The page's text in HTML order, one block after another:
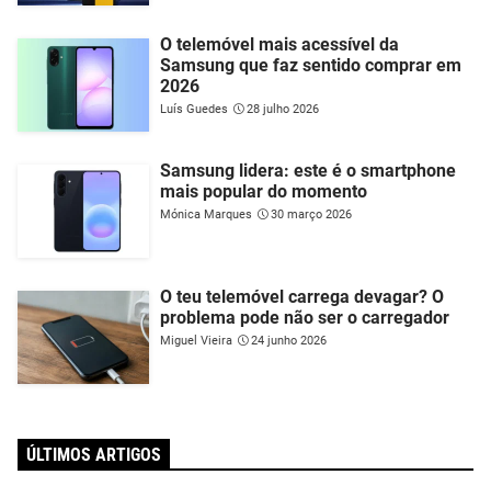
O telemóvel mais acessível da
Samsung que faz sentido comprar em
2026
Luís Guedes 28 julho 2026
Samsung lidera: este é o smartphone
mais popular do momento
Mónica Marques 30 março 2026
O teu telemóvel carrega devagar? O
problema pode não ser o carregador
Miguel Vieira 24 junho 2026
ÚLTIMOS ARTIGOS